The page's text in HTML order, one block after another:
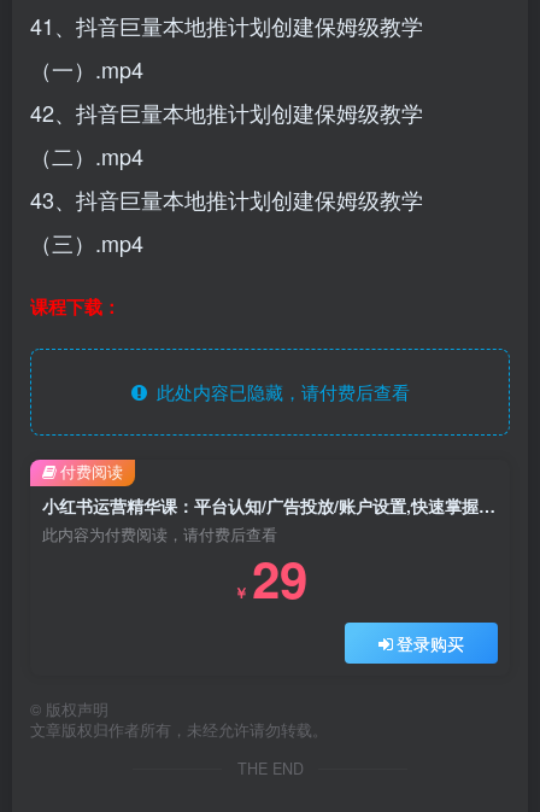
41、抖音巨量本地推计划创建保姆级教学
（一）.mp4
42、抖音巨量本地推计划创建保姆级教学
（二）.mp4
43、抖音巨量本地推计划创建保姆级教学
（三）.mp4
课程下载：
此处内容已隐藏，请付费后查看
小红书运营精华课：平台认知/广告投放/账户设置,快速掌握精准获客与变现
此内容为付费阅读，请付费后查看
￥ 29
登录购买
付费阅读
© 版权声明
文章版权归作者所有，未经允许请勿转载。
THE END